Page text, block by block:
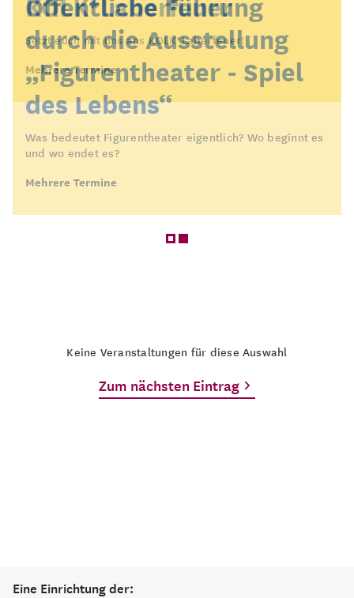
Setzt euch mit uns ans KOLK*Laberfeuer!
Mehrere Termine
durch die Ausstellung
„Figurentheater - Spiel
des Lebens“
Was bedeutet Figurentheater eigentlich? Wo beginnt es
und wo endet es?
Mehrere Termine
Keine Veranstaltungen für diese Auswahl
Zum nächsten Eintrag
Eine Einrichtung der: